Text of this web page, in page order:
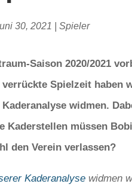
30, 2021 |Spieler
Saison 2020/2021
verrückte Spielzeit
widmen.
Kaderstellen müssen
den Verein verlassen?
Kaderanalyse widmen